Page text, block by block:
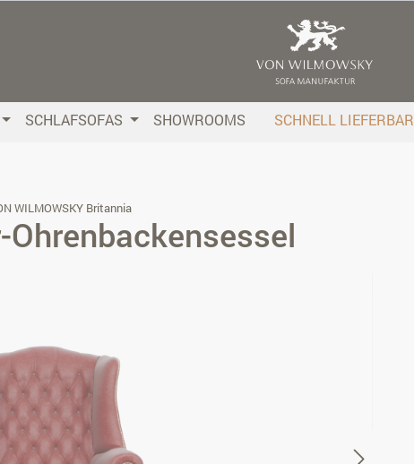
SCHLAFSOFAS SHOWROOMS SCHNELL LIEFERBAR
WILMOWSKY Britannia